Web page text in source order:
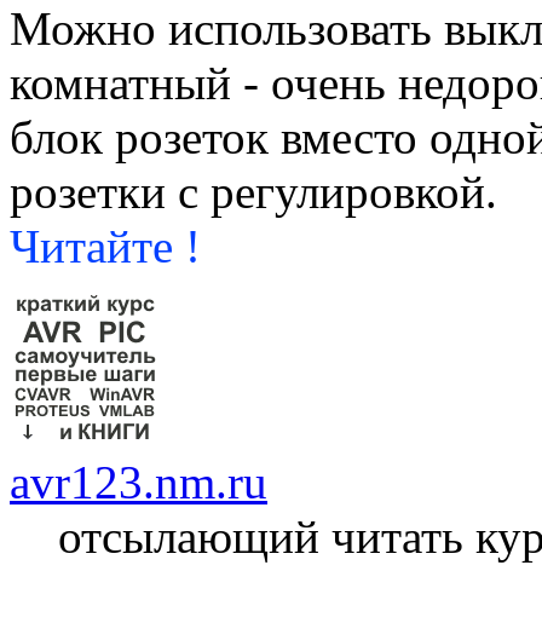
Можно использовать
комнатный - очень
блок розеток вместо
розетки с регулировкой.
Читайте !
avr123.nm.ru
отсылающий читать